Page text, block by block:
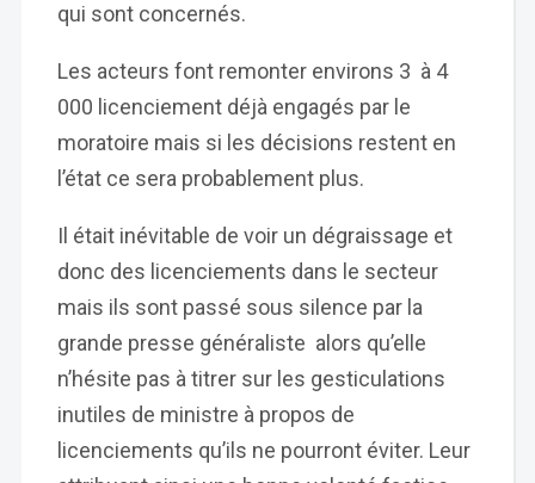
qui sont concernés.
Les acteurs font remonter environs 3 à 4
000 licenciement déjà engagés par le
moratoire mais si les décisions restent en
l’état ce sera probablement plus.
Il était inévitable de voir un dégraissage et
donc des licenciements dans le secteur
mais ils sont passé sous silence par la
grande presse généraliste alors qu’elle
n’hésite pas à titrer sur les gesticulations
inutiles de ministre à propos de
licenciements qu’ils ne pourront éviter. Leur